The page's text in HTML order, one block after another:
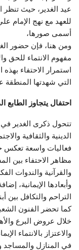
عيد الغدير، حيث تنظر
للعهد مع نهج الإمام
أسمى صورها،
ومن هنا، فإن حضور
مفهوم الانتماء للحق
استمرار الاحتفاء
التي شهدتها المنطقة
احتفال يتجاوز الطابع
تتحول ذكرى الغدير في
الدينية والثقافية
فعاليات واسعة تعكس
مظاهر الاحتفاء بين
والقرآنية والندوات
وأبعادها الإيمانية،
التراحم والتكافل بين
كما تحضر الفنون
خلال عروض البرع
والاعتزاز بالانتماء
في المنازل والمساجد